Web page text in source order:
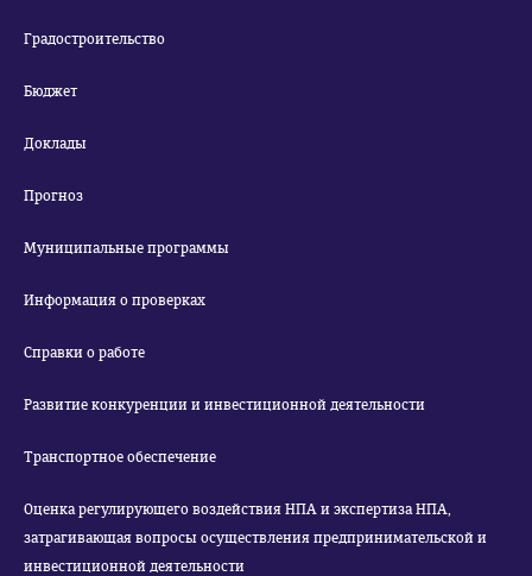
Градостроительство
Бюджет
Доклады
Прогноз
Муниципальные программы
Информация о проверках
Справки о работе
Развитие конкуренции и инвестиционной деятельности
Транспортное обеспечение
Оценка регулирующего воздействия НПА и экспертиза НПА,
затрагивающая вопросы осуществления предпринимательской и
инвестиционной деятельности